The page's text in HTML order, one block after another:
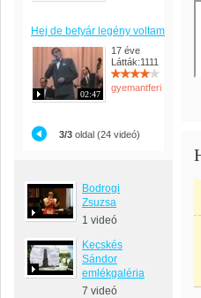
Hej de betyár legény voltam
02:47
17 éve
Látták:1111
gyemantferi
3/3 oldal (24 videó)
Bodrogi
Zsuzsa
1 videó
Kecskés
Sándor
emlékgaléria
7 videó